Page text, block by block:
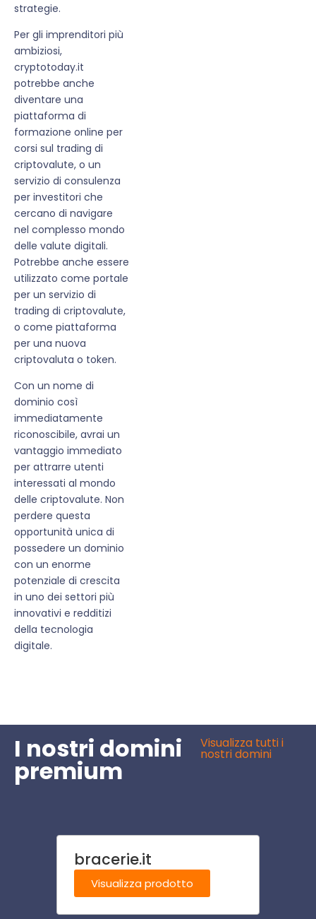
strategie.
Per gli imprenditori più
ambiziosi,
cryptotoday.it
potrebbe anche
diventare una
piattaforma di
formazione online per
corsi sul trading di
criptovalute, o un
servizio di consulenza
per investitori che
cercano di navigare
nel complesso mondo
delle valute digitali.
Potrebbe anche essere
utilizzato come portale
per un servizio di
trading di criptovalute,
o come piattaforma
per una nuova
criptovaluta o token.
Con un nome di
dominio così
immediatamente
riconoscibile, avrai un
vantaggio immediato
per attrarre utenti
interessati al mondo
delle criptovalute. Non
perdere questa
opportunità unica di
possedere un dominio
con un enorme
potenziale di crescita
in uno dei settori più
innovativi e redditizi
della tecnologia
digitale.
I nostri domini
premium
Visualizza tutti i
nostri domini
bracerie.it
Visualizza prodotto